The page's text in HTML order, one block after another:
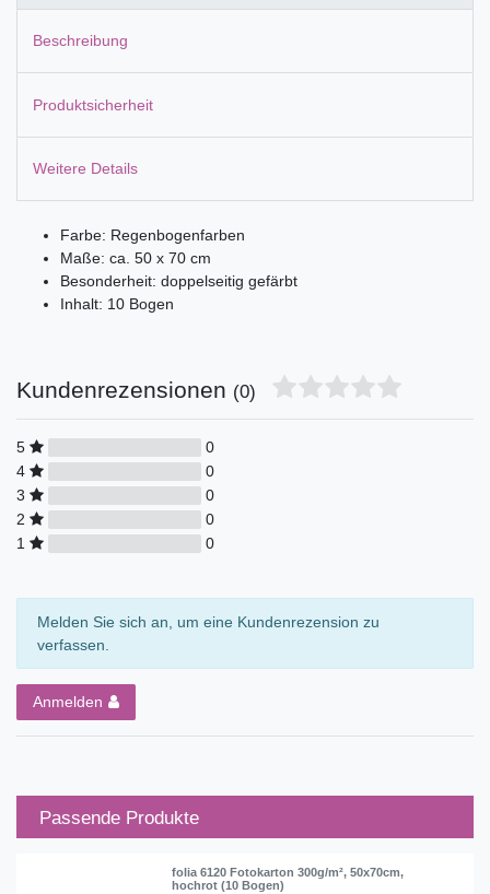
Beschreibung
Produktsicherheit
Weitere Details
Farbe: Regenbogenfarben
Maße: ca. 50 x 70 cm
Besonderheit: doppelseitig gefärbt
Inhalt: 10 Bogen
Kundenrezensionen (0)
5
0
4
0
3
0
2
0
1
0
Melden Sie sich an, um eine Kundenrezension zu
verfassen.
Anmelden
Passende Produkte
folia 6120 Fotokarton 300g/m², 50x70cm,
hochrot (10 Bogen)